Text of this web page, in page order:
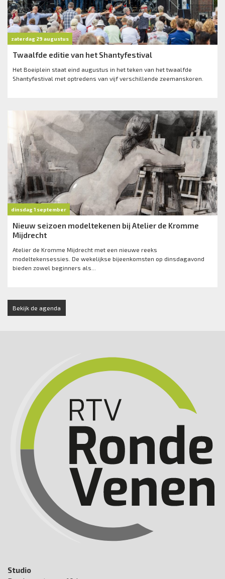
zaterdag 29 augustus
Twaalfde editie van het Shantyfestival
Het Boeiplein staat eind augustus in het teken van het twaalfde
Shantyfestival met optredens van vijf verschillende zeemanskoren.
dinsdag 1 september
Nieuw seizoen modeltekenen bij Atelier de Kromme
Mijdrecht
Atelier de Kromme Mijdrecht met een nieuwe reeks
modeltekensessies. De wekelijkse bijeenkomsten op dinsdagavond
bieden zowel beginners als...
Bekijk de agenda
Studio